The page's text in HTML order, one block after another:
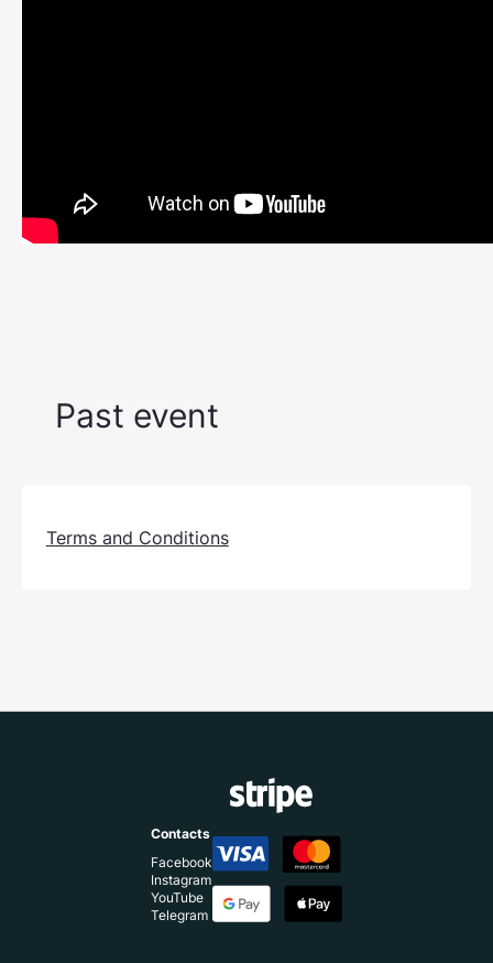
Past event
Terms and Conditions
Contacts
Facebook
Instagram
YouTube
Telegram